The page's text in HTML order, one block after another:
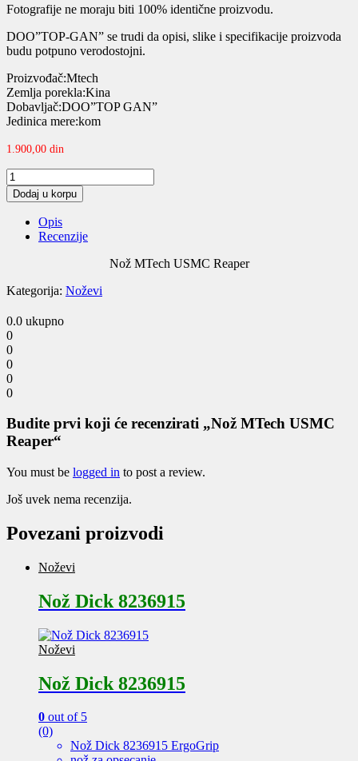
Fotografije ne moraju biti 100% identične proizvodu.
DOO”TOP-GAN” se trudi da opisi, slike i specifikacije proizvoda
budu potpuno verodostojni.
Proizvođač:Mtech
Zemlja porekla:Kina
Dobavljač:DOO”TOP GAN”
Jedinica mere:kom
1.900,00 din
Nož
MTech
USMC
Reaper
quantity
Dodaj u korpu
Opis
Recenzije
Nož MTech USMC Reaper
Kategorija: Noževi
0.0 ukupno
0
0
0
0
0
Budite prvi koji će recenzirati „Nož MTech USMC
Reaper“
You must be logged in to post a review.
Još uvek nema recenzija.
Povezani proizvodi
Noževi
Nož Dick 8236915
Noževi
Nož Dick 8236915
0 out of 5
(0)
Nož Dick 8236915 ErgoGrip